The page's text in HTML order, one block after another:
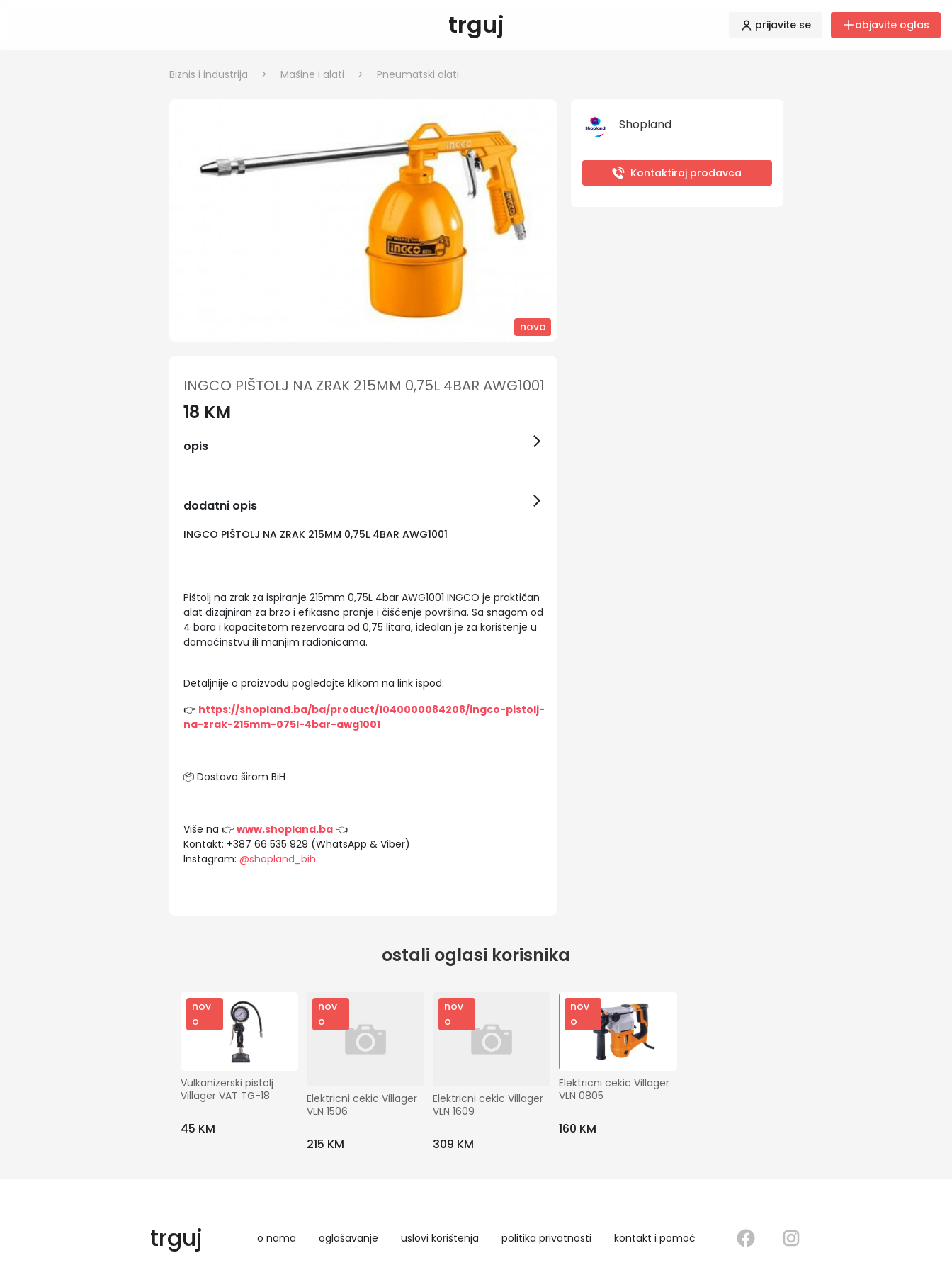
trguj prijavite se objavite oglas
Biznis i industrija > Mašine i alati > Pneumatski alati
novo
INGCO PIŠTOLJ NA ZRAK 215MM 0,75L 4BAR AWG1001
18 KM
opis
dodatni opis
INGCO PIŠTOLJ NA ZRAK 215MM 0,75L 4BAR AWG1001
Pištolj na zrak za ispiranje 215mm 0,75L 4bar AWG1001 INGCO je praktičan
alat dizajniran za brzo i efikasno pranje i čišćenje površina. Sa snagom od
4 bara i kapacitetom rezervoara od 0,75 litara, idealan je za korištenje u
domaćinstvu ili manjim radionicama.
Detaljnije o proizvodu pogledajte klikom na link ispod:
👉 https://shopland.ba/ba/product/1040000084208/ingco-pistolj-
na-zrak-215mm-075l-4bar-awg1001
📦 Dostava širom BiH
Više na 👉 www.shopland.ba👈
Kontakt: +387 66 535 929 (WhatsApp & Viber)
Instagram: @shopland_bih
Shopland
Kontaktiraj prodavca
ostali oglasi korisnika
nov
o
Vulkanizerski pistolj
Villager VAT TG-18
45 KM
nov
o
Elektricni cekic Villager
VLN 1506
215 KM
nov
o
Elektricni cekic Villager
VLN 1609
309 KM
nov
o
Elektricni cekic Villager
VLN 0805
160 KM
trguj o nama oglašavanje uslovi korištenja politika privatnosti kontakt i pomoć